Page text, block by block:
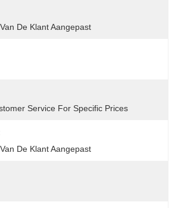
De Klant Aangepast
Service For Specific Prices
De Klant Aangepast